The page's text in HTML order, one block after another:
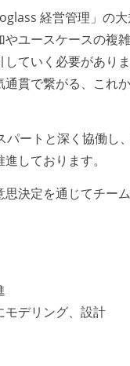
経営管理」の
ユースケースの複
ていく必要がありま
貫で繋がる、これ
ートと深く協働し
しております。
決定を通じてチー
モデリング、設計